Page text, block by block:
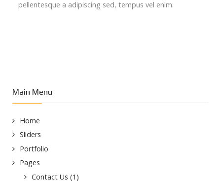
pellentesque a adipiscing sed, tempus vel enim.
Main Menu
Home
Sliders
Portfolio
Pages
Contact Us (1)